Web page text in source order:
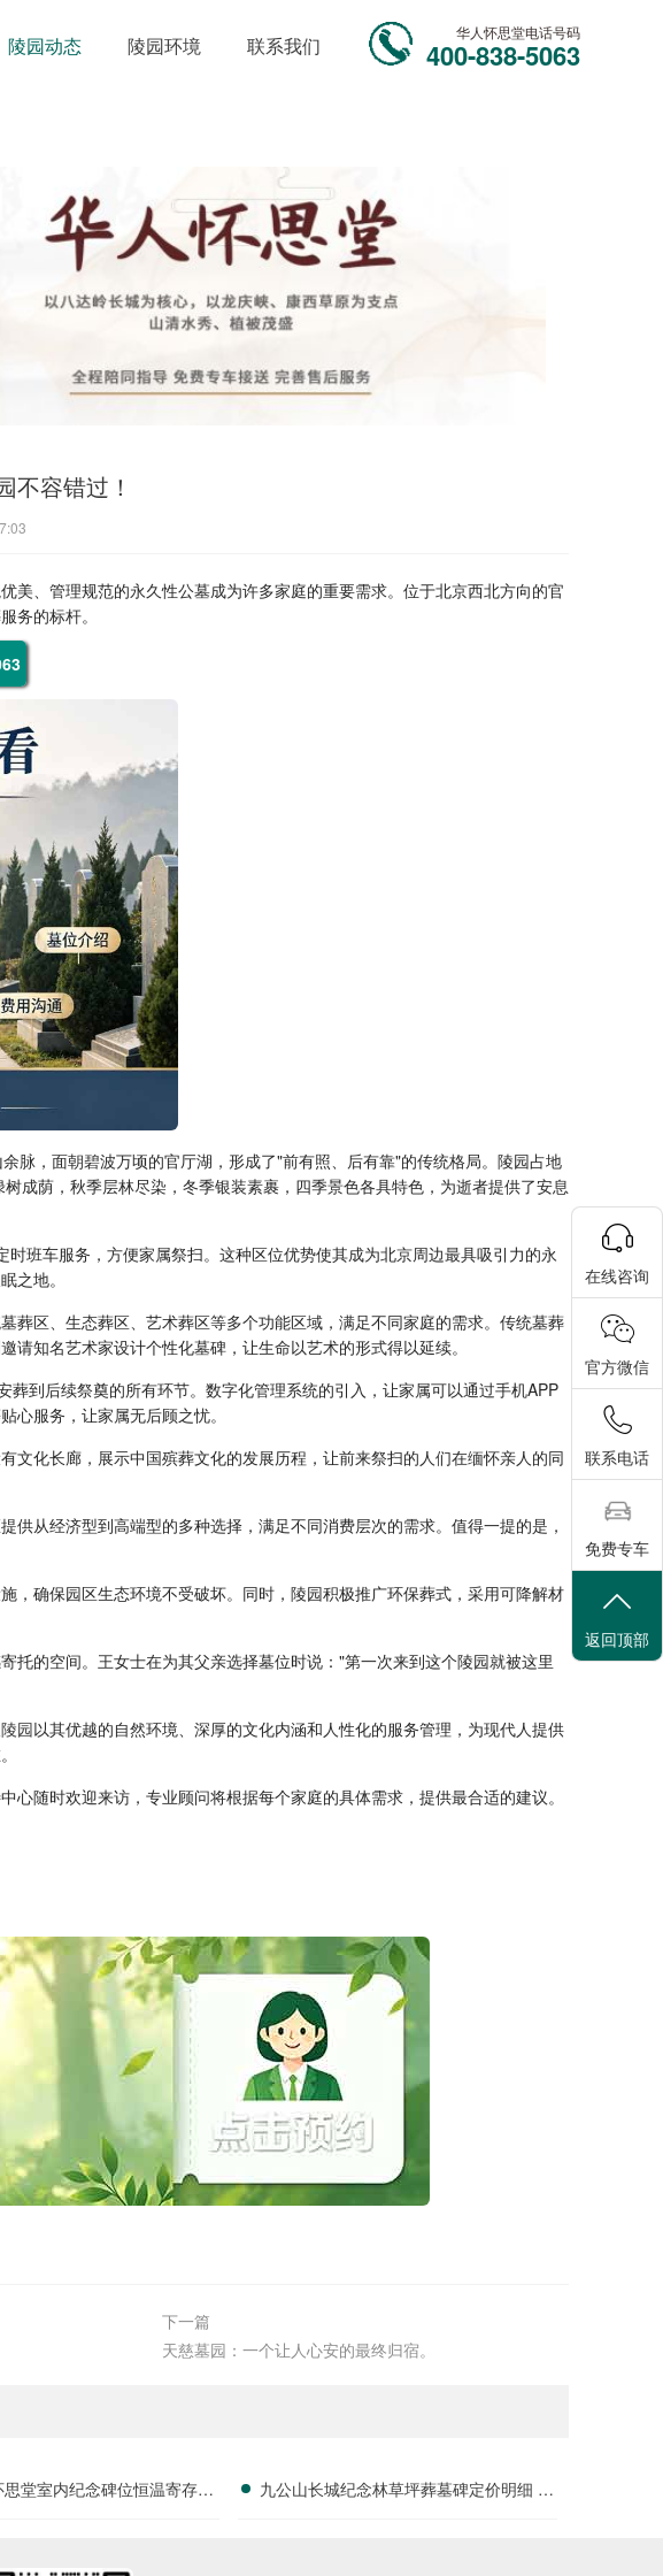
陵园动态 陵园环境 联系我们
华人怀思堂电话号码
400-838-5063
不容错过！
、管理规范的永久性公墓成为许多家庭的重要需求。位于北京西北方向的官
务的标杆。
脉，面朝碧波万顷的官厅湖，形成了"前有照、后有靠"的传统格局。陵园占地
成荫，秋季层林尽染，冬季银装素裹，四季景色各具特色，为逝者提供了安息
班车服务，方便家属祭扫。这种区位优势使其成为北京周边最具吸引力的永
之地。
葬区、生态葬区、艺术葬区等多个功能区域，满足不同家庭的需求。传统墓葬
知名艺术家设计个性化墓碑，让生命以艺术的形式得以延续。
到后续祭奠的所有环节。数字化管理系统的引入，让家属可以通过手机APP
服务，让家属无后顾之忧。
文化长廊，展示中国殡葬文化的发展历程，让前来祭扫的人们在缅怀亲人的同
从经济型到高端型的多种选择，满足不同消费层次的需求。值得一提的是，
，确保园区生态环境不受破坏。同时，陵园积极推广环保葬式，采用可降解材
的空间。王女士在为其父亲选择墓位时说："第一次来到这个陵园就被这里
园以其优越的自然环境、深厚的文化内涵和人性化的服务管理，为现代人提供
心随时欢迎来访，专业顾问将根据每个家庭的具体需求，提供最合适的建议。
下一篇
天慈墓园：一个让人心安的最终归宿。
堂室内纪念碑位恒温寄存服
九公山长城纪念林草坪葬墓碑定价明细 活
在线咨询
官方微信
联系电话
免费专车
返回顶部